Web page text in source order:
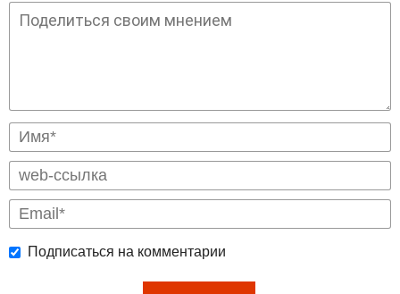
Подписаться на комментарии